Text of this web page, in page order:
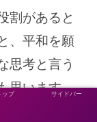
割があると
、平和を願
思考と言う
思います。
ップ サイドバー